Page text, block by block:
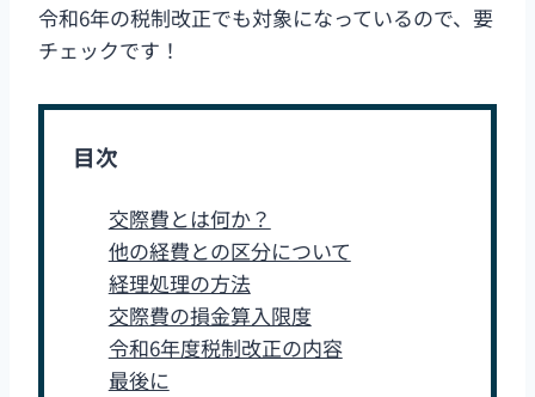
令和6年の税制改正でも対象になっているので、要
チェックです！
目次
交際費とは何か？
他の経費との区分について
経理処理の方法
交際費の損金算入限度
令和6年度税制改正の内容
最後に